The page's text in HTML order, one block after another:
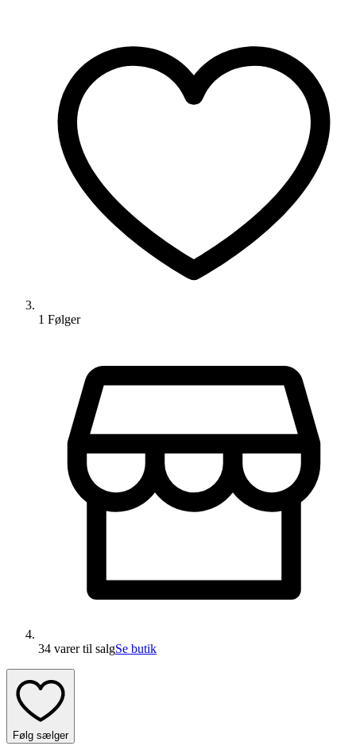
1 Følger
34 varertil salgSe butik
Følg sælger